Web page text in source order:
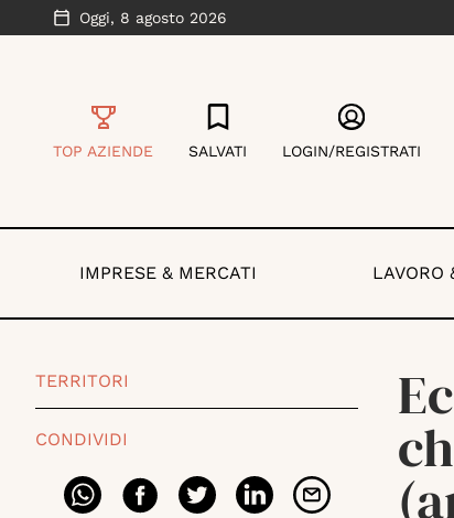
Oggi, 8 agosto 2026
TOP AZIENDE SALVATI LOGIN/REGISTRATI
IMPRESE & MERCATI LAVORO
TERRITORI
CONDIVIDI